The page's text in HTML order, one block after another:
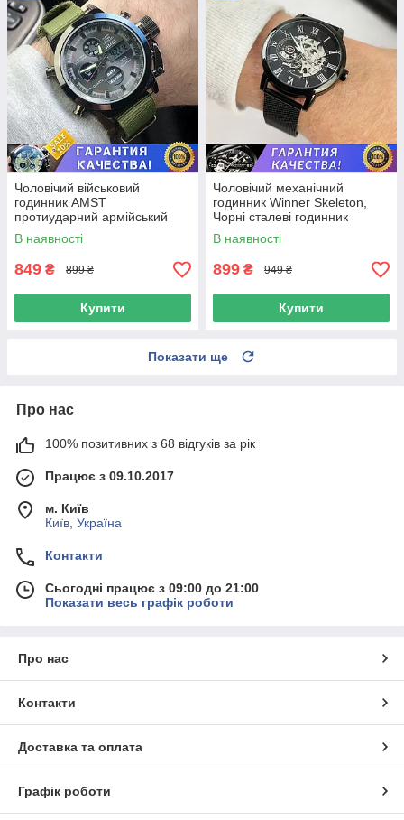
Чоловічий військовий
годинник AMST
протиударний армійський
АМСТ Original Хакі зелені
В наявності
849 ₴ 899 ₴
Купити
Чоловічий механічний
годинник Winner Skeleton,
Чорні сталеві годинник
Віннер
В наявності
899 ₴ 949 ₴
Купити
Показати ще
Про нас
100% позитивних з 68 відгуків за рік
Працює з 09.10.2017
м. Київ
Київ, Україна
Контакти
Сьогодні працює з 09:00 до 21:00
Показати весь графік роботи
Про нас
Контакти
Доставка та оплата
Графік роботи